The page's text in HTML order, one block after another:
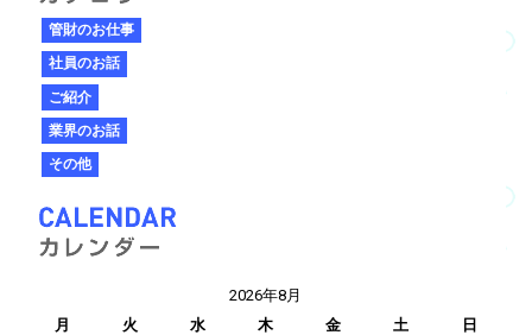
管財のお仕事
社員のお話
ご紹介
業界のお話
その他
2026年8月
月
火 水 木 金 土
日